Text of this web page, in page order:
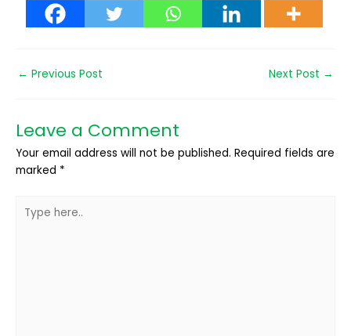
← Previous Post Next Post →
Leave a Comment
Your email address will not be published. Required fields are
marked *
here..